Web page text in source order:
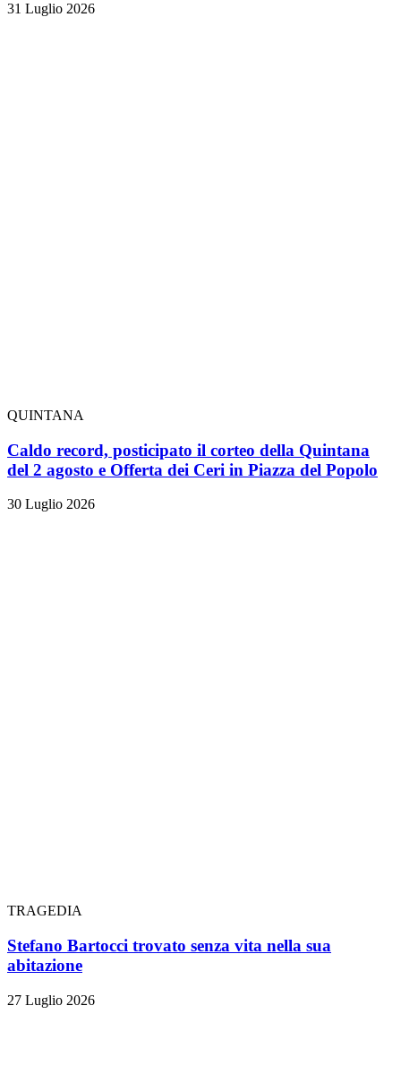
31 Luglio 2026
QUINTANA
Caldo record, posticipato il corteo della Quintana
del 2 agosto e Offerta dei Ceri in Piazza del Popolo
30 Luglio 2026
TRAGEDIA
Stefano Bartocci trovato senza vita nella sua
abitazione
27 Luglio 2026